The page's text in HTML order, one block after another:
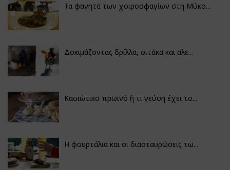
Τα φαγητά των χοιροσφαγίων στη Μύκο...
Δοκιμάζοντας δρίλλα, σιτάκα και αλε...
Κασιώτικο πρωινό ή τι γεύση έχει το...
Η φουρτάλια και οι διασταυρώσεις τω...